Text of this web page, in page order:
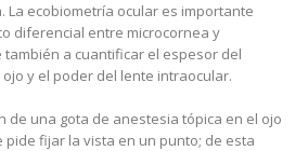
La ecobiometría ocular es importante
diferencial entre microcornea y
también a cuantificar el espesor del
y el poder del lente intraocular.
de una gota de anestesia tópica en el ojo
pide fijar la vista en un punto; de esta